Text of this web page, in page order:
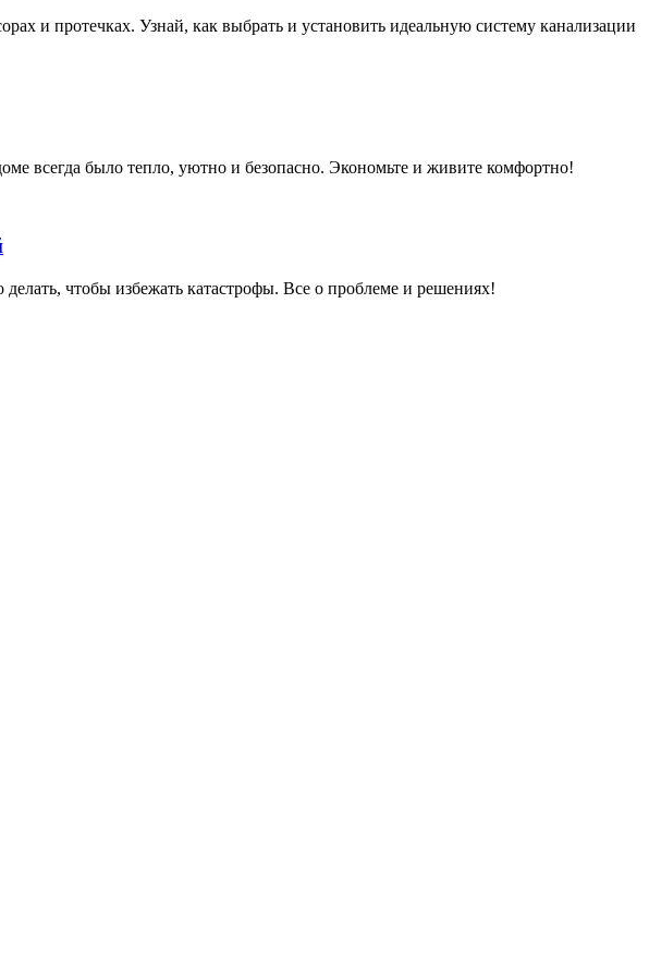
и протечках. Узнай, как выбрать и установить идеальную систему канализации
всегда было тепло, уютно и безопасно. Экономьте и живите комфортно!
чтобы избежать катастрофы. Все о проблеме и решениях!